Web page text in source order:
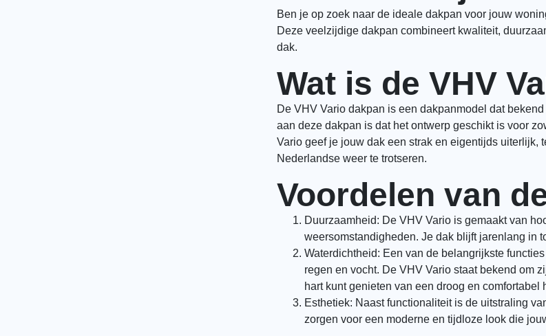
Ben je op zoek naar de ideale dakpan voor jouw
Deze veelzijdige dakpan combineert kwaliteit,
dak.
Wat is de VHV
De VHV Vario dakpan is een dakpanmodel dat
aan deze dakpan is dat het ontwerp geschikt is voor
Vario geef je jouw dak een strak en eigentijds
Nederlandse weer te trotseren.
Voordelen van
Duurzaamheid: De VHV Vario is gemaakt van
weersomstandigheden. Je dak blijft jarenlang in
Waterdichtheid: Een van de belangrijkste
regen en vocht. De VHV Vario staat bekend om
hart kunt genieten van een droog en comfortabel
Esthetiek: Naast functionaliteit is de uitstraling
zorgen voor een moderne en tijdloze look die